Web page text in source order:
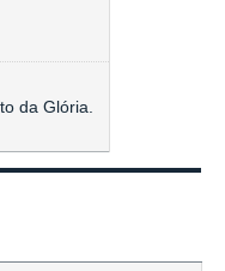
da Glória.